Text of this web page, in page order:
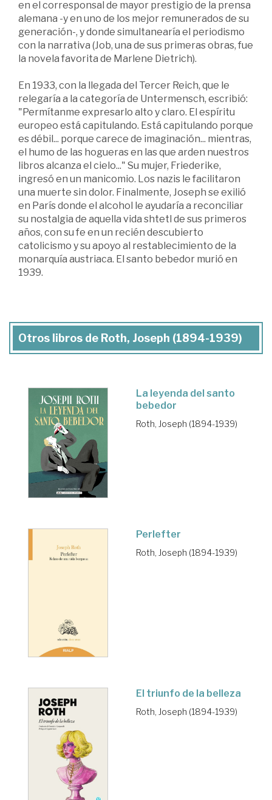
en el corresponsal de mayor prestigio de la prensa
alemana -y en uno de los mejor remunerados de su
generación-, y donde simultanearía el periodismo
con la narrativa (Job, una de sus primeras obras, fue
la novela favorita de Marlene Dietrich).
En 1933, con la llegada del Tercer Reich, que le
relegaría a la categoría de Untermensch, escribió:
"Permítanme expresarlo alto y claro. El espíritu
europeo está capitulando. Está capitulando porque
es débil... porque carece de imaginación... mientras,
el humo de las hogueras en las que arden nuestros
libros alcanza el cielo..." Su mujer, Friederike,
ingresó en un manicomio. Los nazis le facilitaron
una muerte sin dolor. Finalmente, Joseph se exilió
en París donde el alcohol le ayudaría a reconciliar
su nostalgia de aquella vida shtetl de sus primeros
años, con su fe en un recién descubierto
catolicismo y su apoyo al restablecimiento de la
monarquía austriaca. El santo bebedor murió en
1939.
Otros libros de Roth, Joseph (1894-1939)
La leyenda del santo
bebedor
Roth, Joseph (1894-1939)
Perlefter
Roth, Joseph (1894-1939)
El triunfo de la belleza
Roth, Joseph (1894-1939)